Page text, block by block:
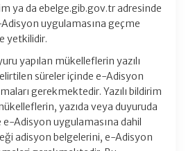
ya da ebelge.gib.gov.tr adresinde
uygulamasına geçme
yetkilidir.
yapılan mükelleflerin yazılı
süreler içinde e-Adisyon
gerekmektedir. Yazılı bildirim
yazıda veya duyuruda
Adisyon uygulamasına dahil
adisyon belgelerini, e-Adisyon